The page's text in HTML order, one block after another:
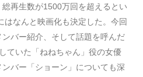
再生数が1500万回を超えるとい
はなんと映画化も決定した。今回
バー紹介、そして話題を呼んだ
ていた「ねねちゃん」役の女優
バー「ショーン」についても深